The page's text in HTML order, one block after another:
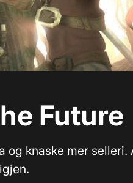
Future
og knaske mer selleri.